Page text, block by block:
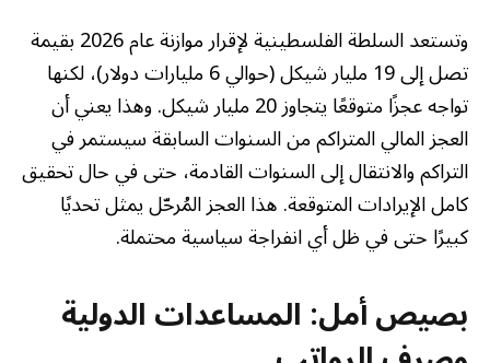
وتستعد السلطة الفلسطينية لإقرار موازنة عام 2026 بقيمة
تصل إلى 19 مليار شيكل (حوالي 6 مليارات دولار)، لكنها
تواجه عجزًا متوقعًا يتجاوز 20 مليار شيكل. وهذا يعني أن
العجز المالي المتراكم من السنوات السابقة سيستمر في
التراكم والانتقال إلى السنوات القادمة، حتى في حال تحقيق
كامل الإيرادات المتوقعة. هذا العجز المُرحّل يمثل تحديًا
كبيرًا حتى في ظل أي انفراجة سياسية محتملة.
بصيص أمل: المساعدات الدولية